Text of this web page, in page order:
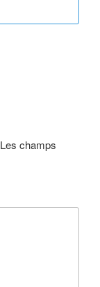
Les champs